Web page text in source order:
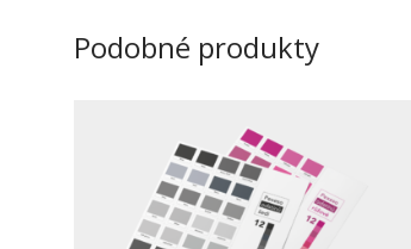
Podobné produkty